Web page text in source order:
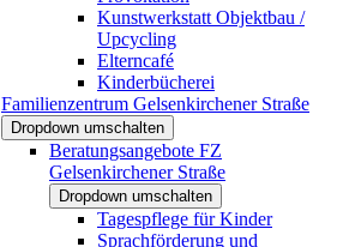
Kunstwerkstatt Objektbau /
Upcycling
Elterncafé
Kinderbücherei
Familienzentrum Gelsenkirchener Straße
Dropdown umschalten
Beratungsangebote FZ
Gelsenkirchener Straße
Dropdown umschalten
Tagespflege für Kinder
Sprachförderung und